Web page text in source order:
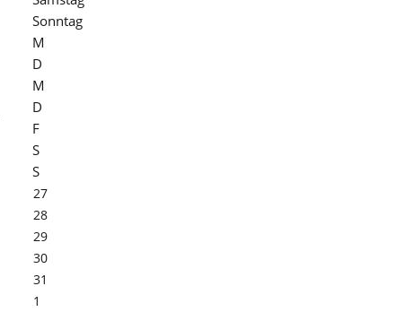
Sonntag
M
D
M
D
F
S
S
27
28
29
30
31
1